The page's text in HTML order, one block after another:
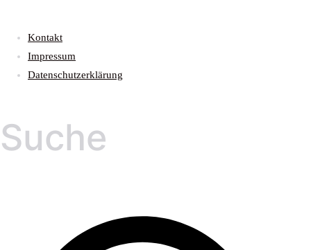
Kontakt
Impressum
Datenschutzerklärung
Suche